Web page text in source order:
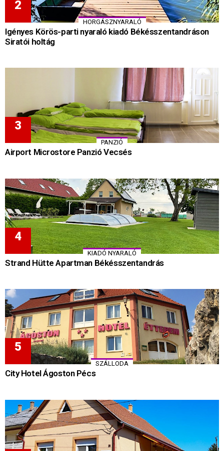
HORGÁSZNYARALÓ
Igényes Körös-parti nyaraló kiadó Békésszentandráson
Siratói holtág
PANZIÓ
Airport Microstore Panzió Vecsés
KIADÓ NYARALÓ
Strand Hütte Apartman Békésszentandrás
SZÁLLODA
City Hotel Ágoston Pécs